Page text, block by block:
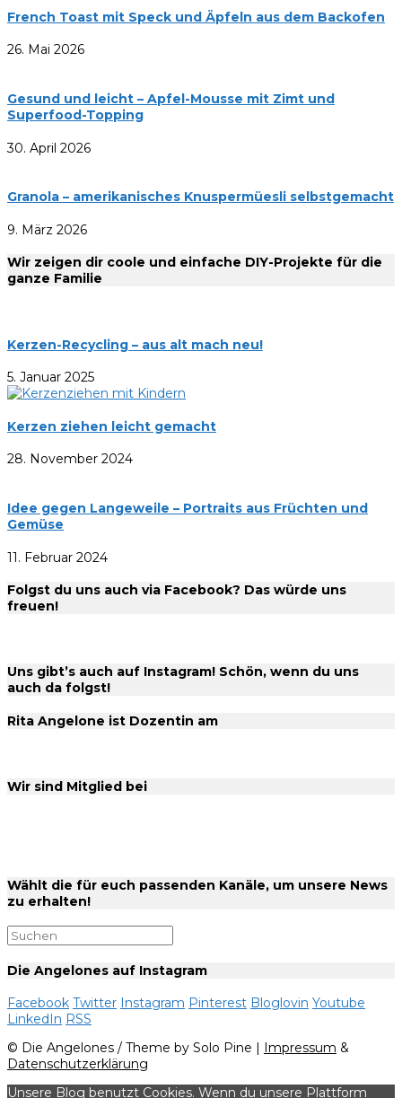
French Toast mit Speck und Äpfeln aus dem Backofen
26. Mai 2026
Gesund und leicht – Apfel-Mousse mit Zimt und
Superfood-Topping
30. April 2026
Granola – amerikanisches Knuspermüesli selbstgemacht
9. März 2026
Wir zeigen dir coole und einfache DIY-Projekte für die
ganze Familie
Kerzen-Recycling – aus alt mach neu!
5. Januar 2025
Kerzen ziehen leicht gemacht
28. November 2024
Idee gegen Langeweile – Portraits aus Früchten und
Gemüse
11. Februar 2024
Folgst du uns auch via Facebook? Das würde uns
freuen!
Uns gibt’s auch auf Instagram! Schön, wenn du uns
auch da folgst!
Rita Angelone ist Dozentin am
Wir sind Mitglied bei
Wählt die für euch passenden Kanäle, um unsere News
zu erhalten!
Die Angelones auf Instagram
Facebook Twitter Instagram Pinterest Bloglovin Youtube
LinkedIn RSS
© Die Angelones / Theme by Solo Pine |
Impressum &
Datenschutzerklärung
Unsere Blog benutzt Cookies. Wenn du unsere Plattform